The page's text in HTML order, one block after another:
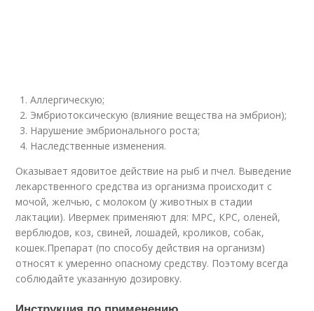
Аллергическую;
Эмбриотоксическую (влияние вещества на эмбрион);
Нарушение эмбрионального роста;
Наследственные изменения.
Оказывает ядовитое действие на рыб и пчел. Выведение
лекарственного средства из организма происходит с
мочой, желчью, с молоком (у животных в стадии
лактации). Ивермек применяют для: МРС, КРС, оленей,
верблюдов, коз, свиней, лошадей, кроликов, собак,
кошек.Препарат (по способу действия на организм)
относят к умеренно опасному средству. Поэтому всегда
соблюдайте указанную дозировку.